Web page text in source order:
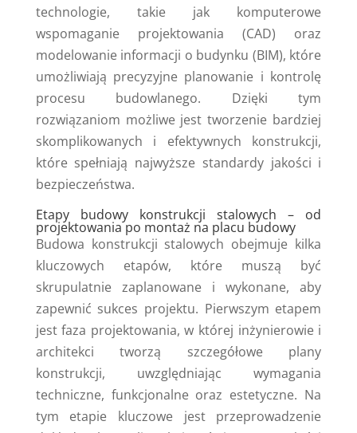
technologie, takie jak komputerowe
wspomaganie projektowania (CAD) oraz
modelowanie informacji o budynku (BIM), które
umożliwiają precyzyjne planowanie i kontrolę
procesu budowlanego. Dzięki tym
rozwiązaniom możliwe jest tworzenie bardziej
skomplikowanych i efektywnych konstrukcji,
które spełniają najwyższe standardy jakości i
bezpieczeństwa.
Etapy budowy konstrukcji stalowych – od
projektowania po montaż na placu budowy
Budowa konstrukcji stalowych obejmuje kilka
kluczowych etapów, które muszą być
skrupulatnie zaplanowane i wykonane, aby
zapewnić sukces projektu. Pierwszym etapem
jest faza projektowania, w której inżynierowie i
architekci tworzą szczegółowe plany
konstrukcji, uwzględniając wymagania
techniczne, funkcjonalne oraz estetyczne. Na
tym etapie kluczowe jest przeprowadzenie